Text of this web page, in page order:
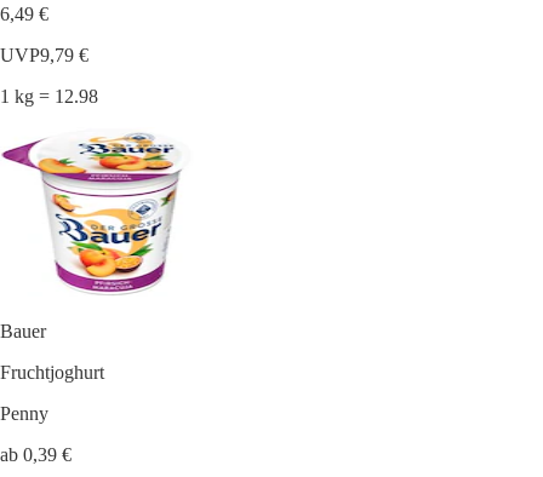
6,49 €
UVP9,79 €
1 kg = 12.98
Bauer
Fruchtjoghurt
Penny
ab 0,39 €